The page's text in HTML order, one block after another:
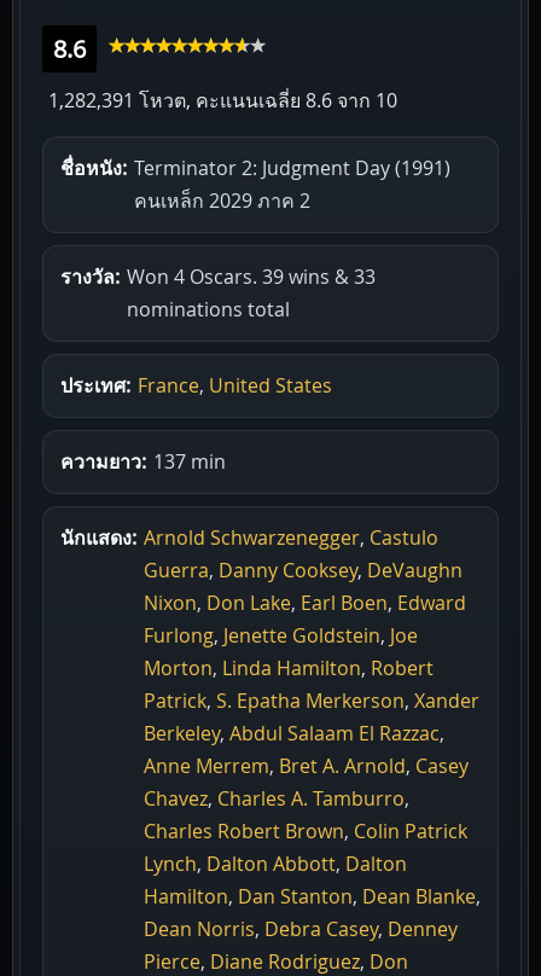
8.6
1,282,391 โหวต, คะแนนเฉลี่ย 8.6 จาก 10
ชื่อหนัง: Terminator 2: Judgment Day (1991)
คนเหล็ก 2029 ภาค 2
รางวัล: Won 4 Oscars. 39 wins & 33
nominations total
ประเทศ: France, United States
ความยาว: 137 min
นักแสดง: Arnold Schwarzenegger, Castulo
Guerra, Danny Cooksey, DeVaughn
Nixon, Don Lake, Earl Boen, Edward
Furlong, Jenette Goldstein, Joe
Morton, Linda Hamilton, Robert
Patrick, S. Epatha Merkerson, Xander
Berkeley, Abdul Salaam El Razzac,
Anne Merrem, Bret A. Arnold, Casey
Chavez, Charles A. Tamburro,
Charles Robert Brown, Colin Patrick
Lynch, Dalton Abbott, Dalton
Hamilton, Dan Stanton, Dean Blanke,
Dean Norris, Debra Casey, Denney
Pierce, Diane Rodriguez, Don